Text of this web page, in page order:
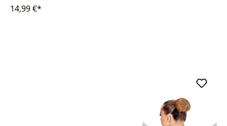
14,99 €*